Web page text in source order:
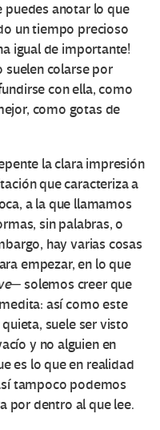
puedes anotar lo que
un tiempo precioso
igual de importante!
suelen colarse por
con ella, como
como gotas de
la clara impresión
que caracteriza a
a la que llamamos
sin palabras, o
hay varias cosas
empezar, en lo que
─ solemos creer que
así como este
suele ser visto
y no alguien en
es lo que en realidad
tampoco podemos
por dentro al que lee.